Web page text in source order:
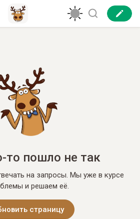
то пошло не так
на запросы. Мы уже в курсе
и решаем её.
страницу